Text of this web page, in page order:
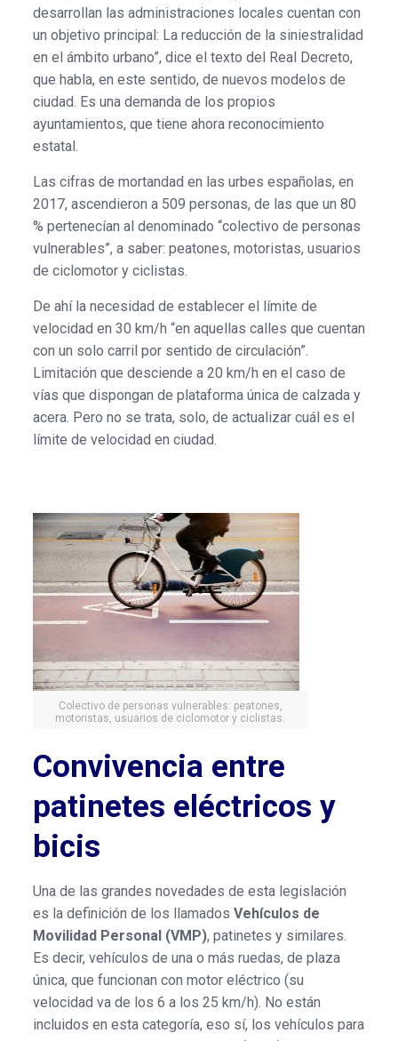
desarrollan las administraciones locales cuentan con
un objetivo principal: La reducción de la siniestralidad
en el ámbito urbano”, dice el texto del Real Decreto,
que habla, en este sentido, de nuevos modelos de
ciudad. Es una demanda de los propios
ayuntamientos, que tiene ahora reconocimiento
estatal.
Las cifras de mortandad en las urbes españolas, en
2017, ascendieron a 509 personas, de las que un 80
% pertenecían al denominado “colectivo de personas
vulnerables”, a saber: peatones, motoristas, usuarios
de ciclomotor y ciclistas.
De ahí la necesidad de establecer el límite de
velocidad en 30 km/h “en aquellas calles que cuentan
con un solo carril por sentido de circulación”.
Limitación que desciende a 20 km/h en el caso de
vías que dispongan de plataforma única de calzada y
acera. Pero no se trata, solo, de actualizar cuál es el
límite de velocidad en ciudad.
Colectivo de personas vulnerables: peatones,
motoristas, usuarios de ciclomotor y ciclistas.
Convivencia entre
patinetes eléctricos y
bicis
Una de las grandes novedades de esta legislación
es la definición de los llamados Vehículos de
Movilidad Personal (VMP), patinetes y similares.
Es decir, vehículos de una o más ruedas, de plaza
única, que funcionan con motor eléctrico (su
velocidad va de los 6 a los 25 km/h). No están
incluidos en esta categoría, eso sí, los vehículos para